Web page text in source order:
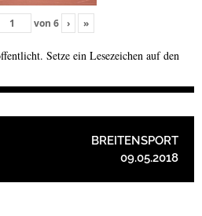
von 6 › »
Setze ein Lesezeichen auf den
BREITENSPORT
09.05.2018